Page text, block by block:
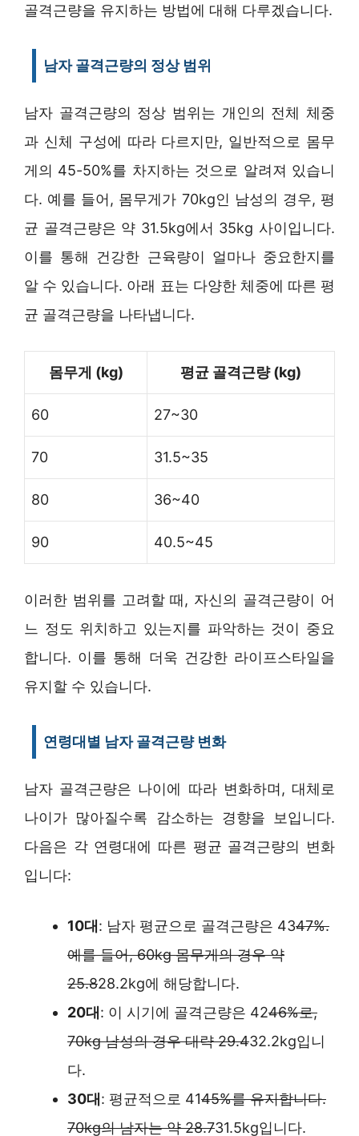
골격근량을 유지하는 방법에 대해 다루겠습니다.
남자 골격근량의 정상 범위
남자 골격근량의 정상 범위는 개인의 전체 체중
과 신체 구성에 따라 다르지만, 일반적으로 몸무
게의 45-50%를 차지하는 것으로 알려져 있습니
다. 예를 들어, 몸무게가 70kg인 남성의 경우, 평
균 골격근량은 약 31.5kg에서 35kg 사이입니다.
이를 통해 건강한 근육량이 얼마나 중요한지를
알 수 있습니다. 아래 표는 다양한 체중에 따른 평
균 골격근량을 나타냅니다.
몸무게 (kg) 평균 골격근량 (kg)
60 27~30
70 31.5~35
80 36~40
90 40.5~45
이러한 범위를 고려할 때, 자신의 골격근량이 어
느 정도 위치하고 있는지를 파악하는 것이 중요
합니다. 이를 통해 더욱 건강한 라이프스타일을
유지할 수 있습니다.
연령대별 남자 골격근량 변화
남자 골격근량은 나이에 따라 변화하며, 대체로
나이가 많아질수록 감소하는 경향을 보입니다.
다음은 각 연령대에 따른 평균 골격근량의 변화
입니다:
10대: 남자 평균으로 골격근량은 4347%.
예를 들어, 60kg 몸무게의 경우 약
25.828.2kg에 해당합니다.
20대: 이 시기에 골격근량은 4246%로,
70kg 남성의 경우 대략 29.432.2kg입니
다.
30대: 평균적으로 4145%를 유지합니다.
70kg의 남자는 약 28.731.5kg입니다.